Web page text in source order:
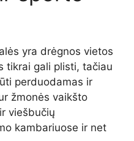
yra drėgnos vietos
tikrai gali plisti, tačiau
perduodamas ir
žmonės vaikšto
viešbučių
kambariuose ir net